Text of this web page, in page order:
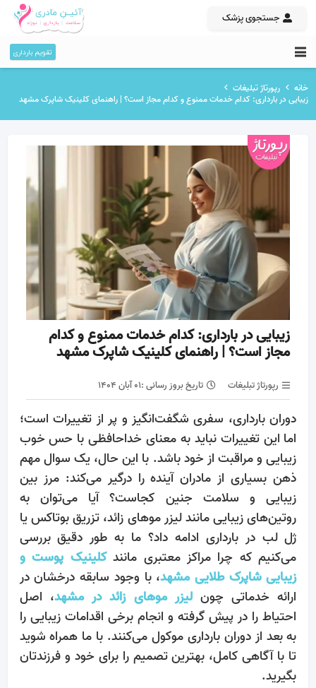
جستجوی پزشک
تقویم بارداری
خانه
رپورتاژ تبلیغات
زیبایی در بارداری: کدام خدمات ممنوع و کدام مجاز است؟ | راهنمای کلینیک شاپرک مشهد
زیبایی در بارداری: کدام خدمات ممنوع و کدام
مجاز است؟ | راهنمای کلینیک شاپرک مشهد
رپورتاژ تبلیغات تاریخ بروز رسانی :۰۱ آبان ۱۴۰۴
دوران بارداری، سفری شگفت‌انگیز و پر از تغییرات است؛
اما این تغییرات نباید به معنای خداحافظی با حس خوب
زیبایی و مراقبت از خود باشد. با این حال، یک سوال مهم
ذهن بسیاری از مادران آینده را درگیر می‌کند: مرز بین
زیبایی و سلامت جنین کجاست؟ آیا می‌توان به
روتین‌های زیبایی مانند لیزر موهای زائد، تزریق بوتاکس یا
ژل لب در بارداری ادامه داد؟ ما به طور دقیق بررسی
می‌کنیم که چرا مراکز معتبری مانندکلینیک پوست و
زیبایی شاپرک طلایی مشهد، با وجود سابقه درخشان در
ارائه خدماتی چونلیزر موهای زائد در مشهد، اصل
احتیاط را در پیش گرفته و انجام برخی اقدامات زیبایی را
به بعد از دوران بارداری موکول می‌کنند. با ما همراه شوید
تا با آگاهی کامل، بهترین تصمیم را برای خود و فرزندتان
بگیرید.